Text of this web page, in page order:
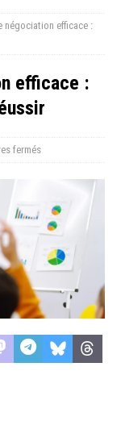
négociation efficace :
efficace :
fermés